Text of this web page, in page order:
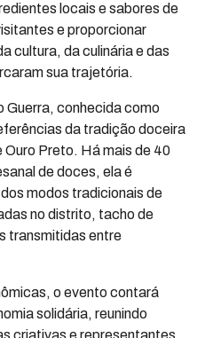
locais e sabores de
e proporcionar
cultura, da culinária e das
sua trajetória.
Guerra, conhecida como
da tradição doceira
Preto. Há mais de 40
de doces, ela é
modos tradicionais de
no distrito, tacho de
transmitidas entre
o evento contará
solidária, reunindo
criativas e representantes